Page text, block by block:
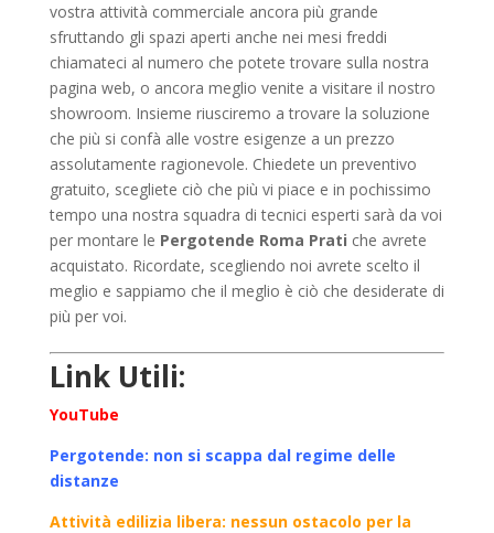
vostra attività commerciale ancora più grande
sfruttando gli spazi aperti anche nei mesi freddi
chiamateci al numero che potete trovare sulla nostra
pagina web, o ancora meglio venite a visitare il nostro
showroom. Insieme riusciremo a trovare la soluzione
che più si confà alle vostre esigenze a un prezzo
assolutamente ragionevole. Chiedete un preventivo
gratuito, scegliete ciò che più vi piace e in pochissimo
tempo una nostra squadra di tecnici esperti sarà da voi
per montare le Pergotende Roma Prati che avrete
acquistato. Ricordate, scegliendo noi avrete scelto il
meglio e sappiamo che il meglio è ciò che desiderate di
più per voi.
Link Utili:
YouTube
Pergotende: non si scappa dal regime delle
distanze
Attività edilizia libera: nessun ostacolo per la